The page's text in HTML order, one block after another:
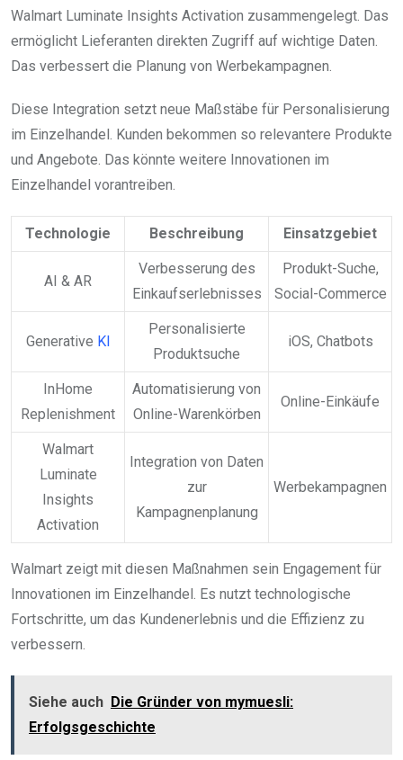
Walmart Luminate Insights Activation zusammengelegt. Das
ermöglicht Lieferanten direkten Zugriff auf wichtige Daten.
Das verbessert die Planung von Werbekampagnen.
Diese Integration setzt neue Maßstäbe für Personalisierung
im Einzelhandel. Kunden bekommen so relevantere Produkte
und Angebote. Das könnte weitere Innovationen im
Einzelhandel vorantreiben.
Technologie Beschreibung Einsatzgebiet
AI & AR
Verbesserung des
Einkaufserlebnisses
Produkt-Suche,
Social-Commerce
Generative KI
Personalisierte
Produktsuche
iOS, Chatbots
InHome
Replenishment
Automatisierung von
Online-Warenkörben
Online-Einkäufe
Walmart
Luminate
Insights
Activation
Integration von Daten
zur
Kampagnenplanung
Werbekampagnen
Walmart zeigt mit diesen Maßnahmen sein Engagement für
Innovationen im Einzelhandel. Es nutzt technologische
Fortschritte, um das Kundenerlebnis und die Effizienz zu
verbessern.
Siehe auch Die Gründer von mymuesli:
Erfolgsgeschichte